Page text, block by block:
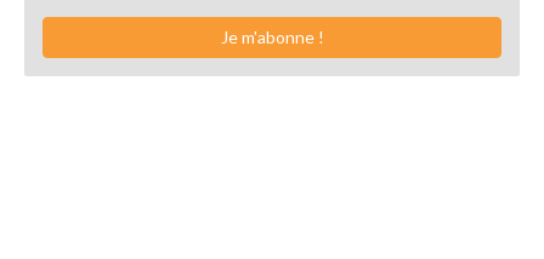
Je m'abonne !